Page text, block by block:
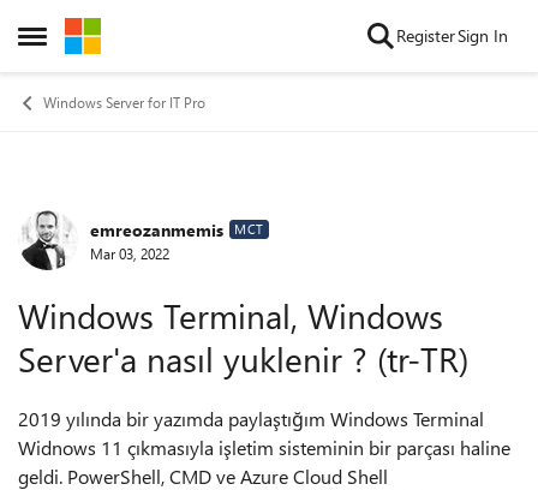
Open Side Menu
Skip to content RegisterSign In
Windows Server for IT Pro
Forum Discussion
emreozanmemis MCT
Mar 03, 2022
Windows Terminal, Windows
Server'a nasıl yuklenir ? (tr-TR)
2019 yılında bir yazımda paylaştığım Windows Terminal
Widnows 11 çıkmasıyla işletim sisteminin bir parçası haline
geldi. PowerShell, CMD ve Azure Cloud Shell